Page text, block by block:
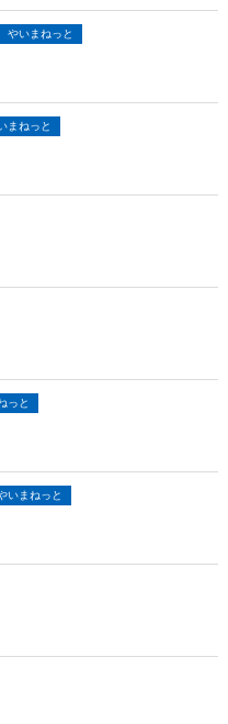
やいまねっと
まねっと
っと
いまねっと